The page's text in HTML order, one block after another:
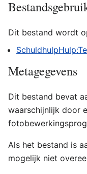
Dit bestand wordt
Metagegevens
Dit bestand bevat
waarschijnlijk door
Als het bestand is
mogelijk niet